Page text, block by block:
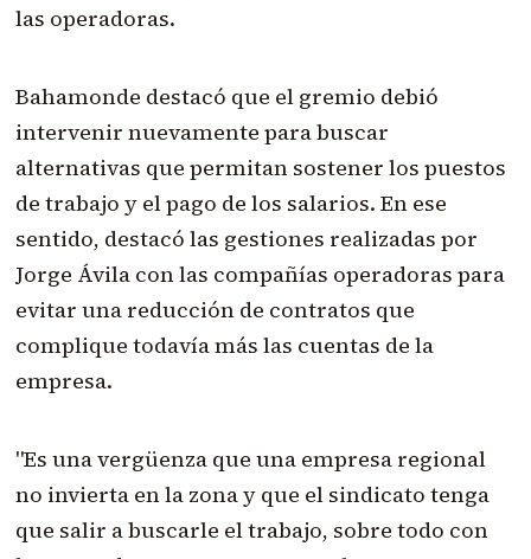
las operadoras.
Bahamonde destacó que el gremio debió
intervenir nuevamente para buscar
alternativas que permitan sostener los puestos
de trabajo y el pago de los salarios. En ese
sentido, destacó las gestiones realizadas por
Jorge Ávila con las compañías operadoras para
evitar una reducción de contratos que
complique todavía más las cuentas de la
empresa.
"Es una vergüenza que una empresa regional
no invierta en la zona y que el sindicato tenga
que salir a buscarle el trabajo, sobre todo con